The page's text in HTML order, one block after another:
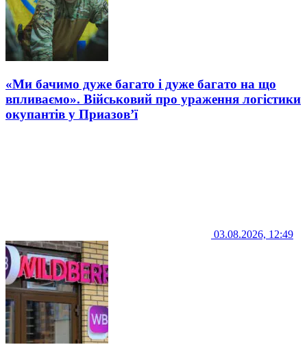
«Ми бачимо дуже багато і дуже багато на що
впливаємо». Військовий про ураження логістики
окупантів у Приазов’ї
03.08.2026, 12:49